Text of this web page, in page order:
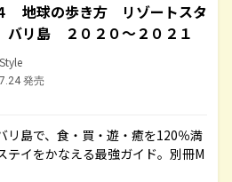
地球の歩き方 リゾートスタ
リ島 ２０２０～２０２１
発売
リ島で、食・買・遊・癒を120％満
イをかなえる最強ガイド。別冊M